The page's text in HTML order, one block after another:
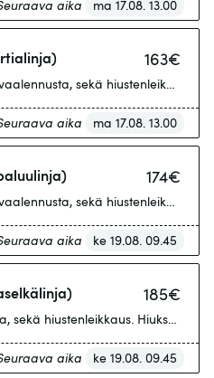
aika ma 17.08. 13.00
163€
sekä hiustenleikkaus.
aika ma 17.08. 13.00
174€
sekä hiustenleikkaus.
aika ke 19.08. 09.45
185€
sekä hiustenleikkaus. Hiukset yli
aika ke 19.08. 09.45